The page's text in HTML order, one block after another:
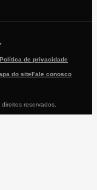
Política de privacidade
do site Fale conosco
reservados.